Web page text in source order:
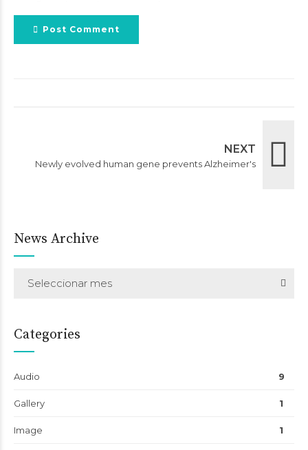
Post Comment
NEXT
Newly evolved human gene prevents Alzheimer's
News Archive
Seleccionar mes
Categories
Audio 9
Gallery 1
Image 1